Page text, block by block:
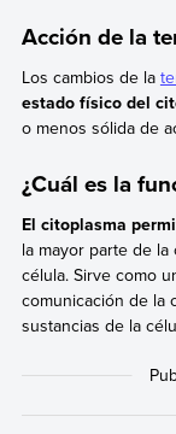
Acción de la
Los cambios de la
estado físico del
o menos sólida de
¿Cuál es la
El citoplasma
la mayor parte de
célula. Sirve como
comunicación de la
sustancias de la